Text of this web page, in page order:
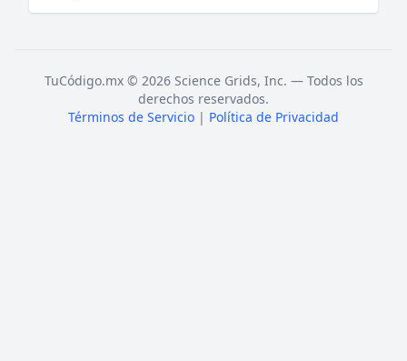
TuCódigo.mx © 2026 Science Grids, Inc. — Todos los
derechos reservados.
Términos de Servicio | Política de Privacidad